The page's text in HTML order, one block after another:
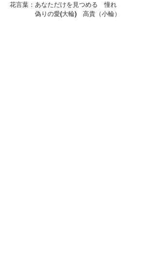
花言葉：あなただけを見つめる 憧れ
偽りの愛(大輪) 高貴（小輪）